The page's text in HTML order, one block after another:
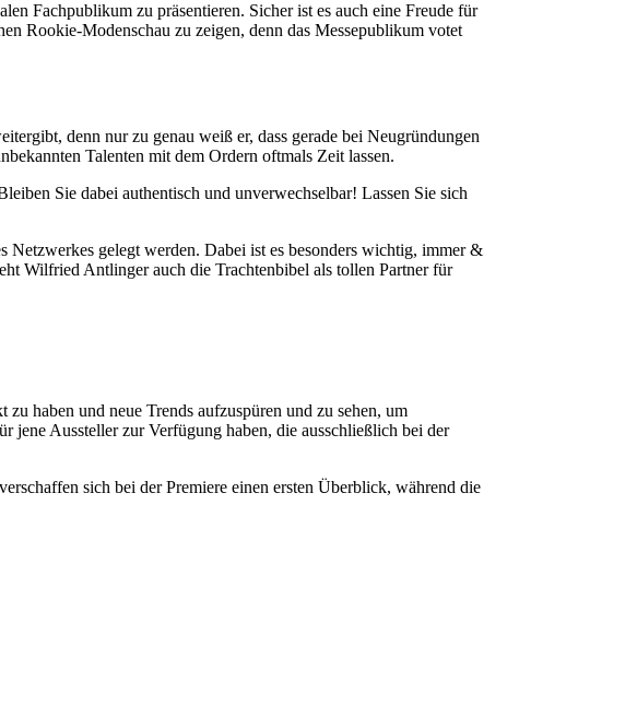
Fachpublikum zu präsentieren. Sicher ist es auch eine Freude für
Rookie-Modenschau zu zeigen, denn das Messepublikum votet
denn nur zu genau weiß er, dass gerade bei Neugründungen
Talenten mit dem Ordern oftmals Zeit lassen.
Sie dabei authentisch und unverwechselbar! Lassen Sie sich
gelegt werden. Dabei ist es besonders wichtig, immer &
Wilfried Antlinger auch die Trachtenbibel als tollen Partner für
haben und neue Trends aufzuspüren und zu sehen, um
jene Aussteller zur Verfügung haben, die ausschließlich bei der
sich bei der Premiere einen ersten Überblick, während die